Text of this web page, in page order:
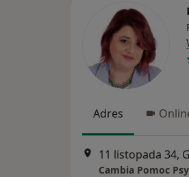
Adres
11 listopada 34,
Cambia Pomoc